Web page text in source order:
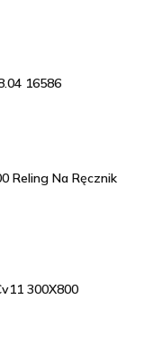
16586
Reling Na Ręcznik
300X800